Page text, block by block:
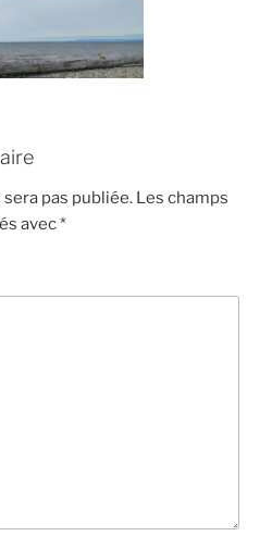
pas publiée. Les champs
avec*